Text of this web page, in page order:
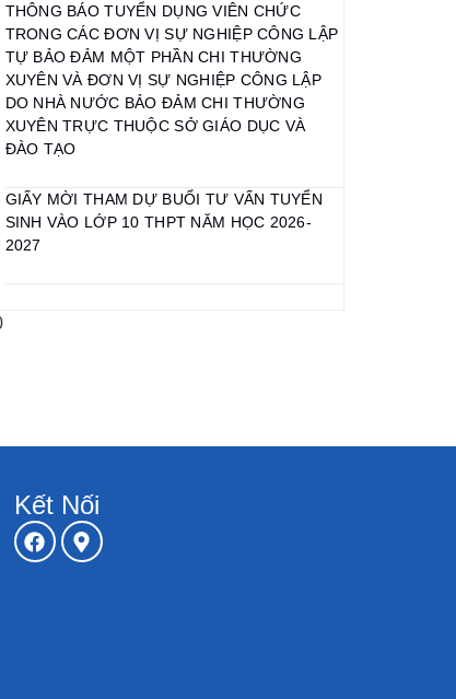
THÔNG BÁO TUYỂN DỤNG VIÊN CHỨC
TRONG CÁC ĐƠN VỊ SỰ NGHIỆP CÔNG LẬP
TỰ BẢO ĐẢM MỘT PHẦN CHI THƯỜNG
XUYÊN VÀ ĐƠN VỊ SỰ NGHIỆP CÔNG LẬP
DO NHÀ NƯỚC BẢO ĐẢM CHI THƯỜNG
XUYÊN TRỰC THUỘC SỞ GIÁO DỤC VÀ
ĐÀO TẠO
GIẤY MỜI THAM DỰ BUỔI TƯ VẤN TUYỂN
SINH VÀO LỚP 10 THPT NĂM HỌC 2026-
2027
Kết Nối